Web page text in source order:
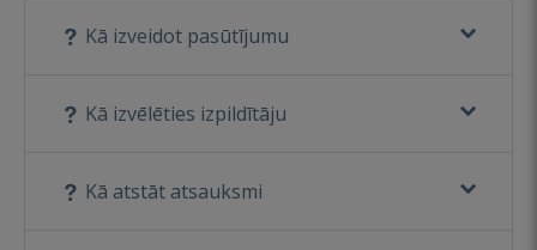
Kā izveidot pasūtījumu
Kā izvēlēties izpildītāju
Kā atstāt atsauksmi